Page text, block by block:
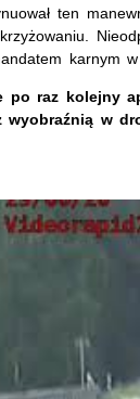
ten
karnym
po raz kolejny
wyobraźnią w
filmu: Widać